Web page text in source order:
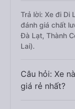
Trả lời: Xe đi Di
đánh giá chất
Đà Lạt, Thành
Lai).
Câu hỏi: Xe
giá rẻ nhất?